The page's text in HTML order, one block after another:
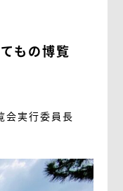
もの博覧
会実行委員長